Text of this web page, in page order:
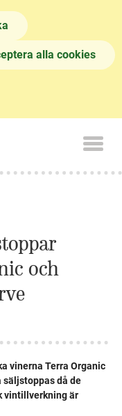
alla cookies
och
vinerna Terra Organic
säljstoppas då de
vintillverkning är